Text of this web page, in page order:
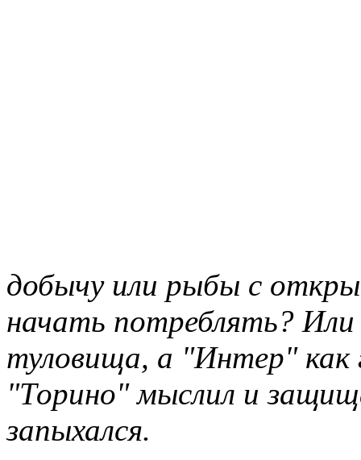
добычу или рыбы с
начать потреблять?
туловища, а "Интер" как
"Торино" мыслил и
запыхался.